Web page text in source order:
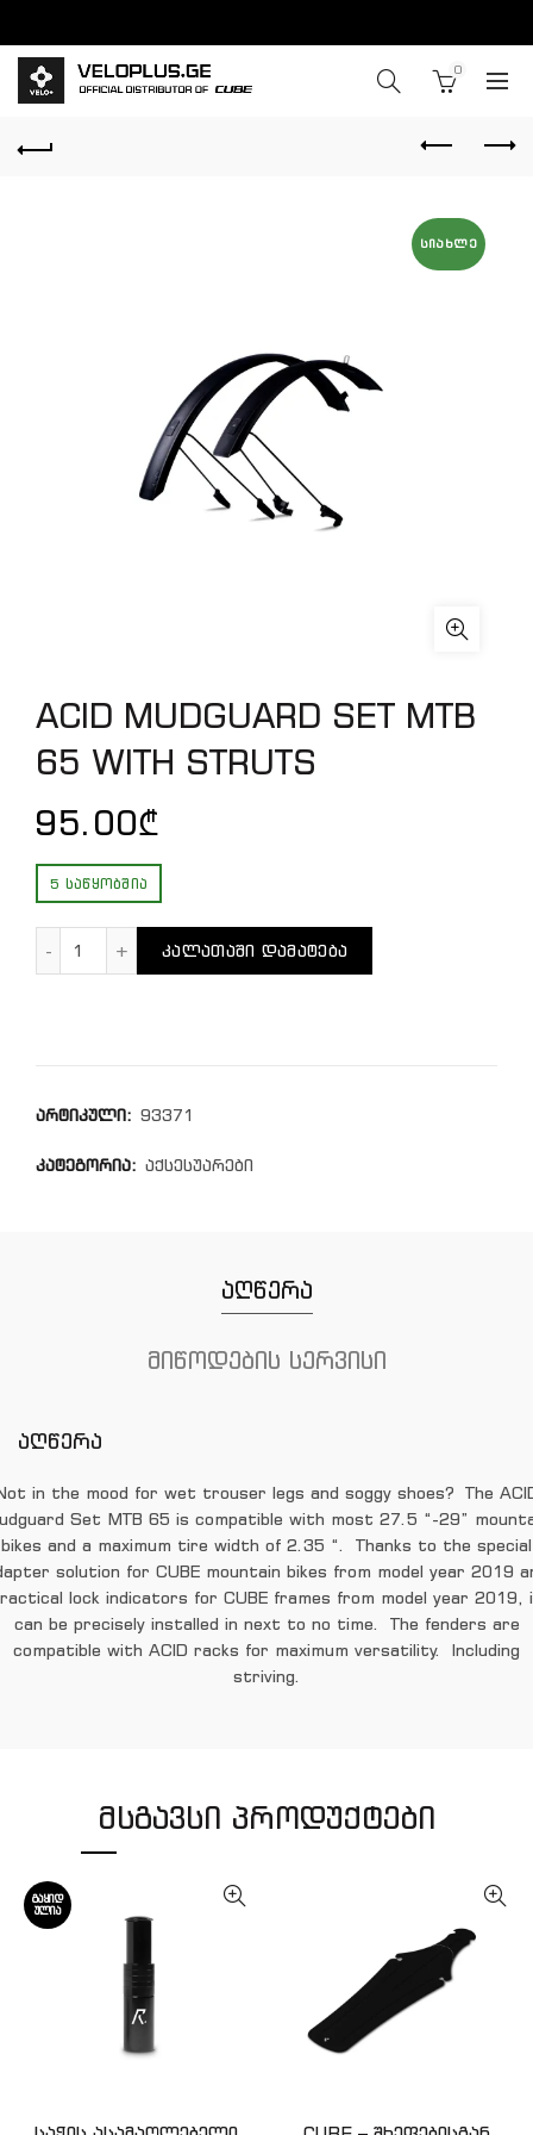
0
ᲡᲘᲐᲮᲚᲔ
ACID MUDGUARD SET MTB
65 WITH STRUTS
95.00₾
5 ᲡᲐᲬᲧᲝᲑᲨᲘᲐ
ᲙᲐᲚᲐᲗᲐᲨᲘ ᲓᲐᲛᲐᲢᲔᲑᲐ
არტიკული: 93371
კატეგორია: აქსესუარები
აღწერა
მიწოდების სერვისი
აღწერა
in the mood for wet trouser legs and soggy shoes? The
Set MTB 65 is compatible with most 27.5 “-29”
bikes and a maximum tire width of 2.35 “. Thanks to the special
solution for CUBE mountain bikes from model year 2019
lock indicators for CUBE frames from model year 2019,
can be precisely installed in next to no time. The fenders are
compatible with ACID racks for maximum versatility. Including
striving.
ᲛᲡᲒᲐᲕᲡᲘ ᲞᲠᲝᲓᲣᲥᲢᲔᲑᲘ
ᲒᲐᲧᲘᲓ
ᲣᲚᲘᲐ